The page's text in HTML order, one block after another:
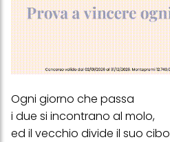
Ogni giorno che passa
i due si incontrano al molo,
ed il vecchio divide il suo cibo